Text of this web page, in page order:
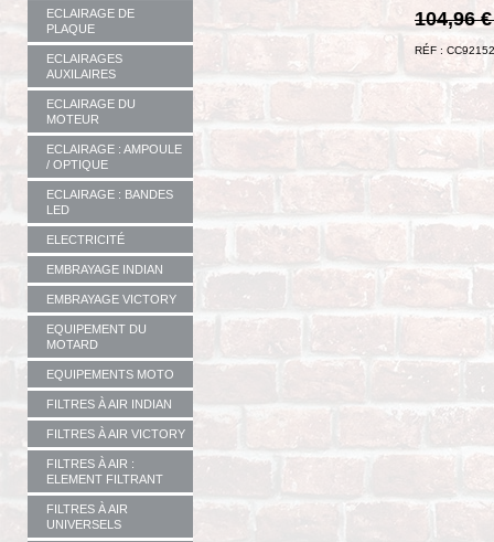
ECLAIRAGE DE
PLAQUE
ECLAIRAGES
AUXILAIRES
ECLAIRAGE DU
MOTEUR
ECLAIRAGE : AMPOULE
/ OPTIQUE
ECLAIRAGE : BANDES
LED
ELECTRICITÉ
EMBRAYAGE INDIAN
EMBRAYAGE VICTORY
EQUIPEMENT DU
MOTARD
EQUIPEMENTS MOTO
FILTRES À AIR INDIAN
FILTRES À AIR VICTORY
FILTRES À AIR :
ELEMENT FILTRANT
FILTRES À AIR
UNIVERSELS
104,96
RÉF :